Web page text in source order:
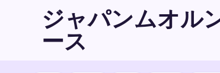
ジャパンムオル
ース